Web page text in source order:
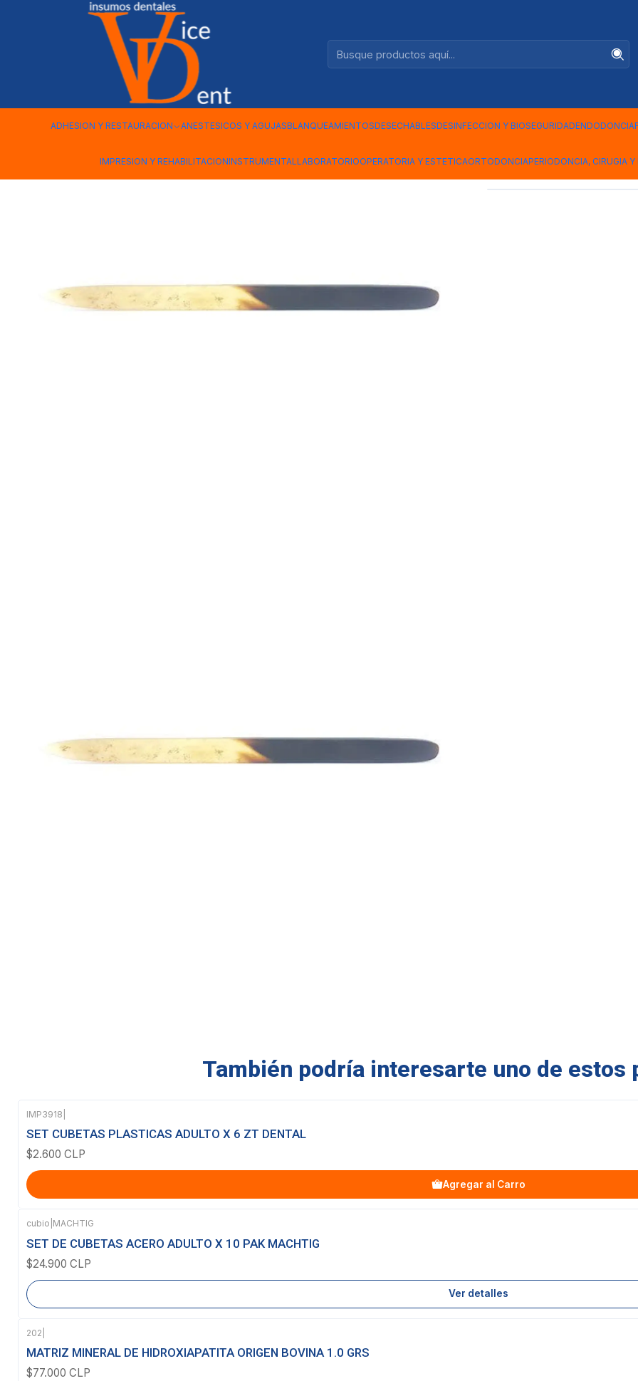
ADHESION Y RESTAURACION ANESTESICOS Y AGUJASBLANQUEAMIENTOSDESECHABLESDESINFECCION Y BIOSEGURIDADENDODONCIA
IMPRESION Y REHABILITACIONINSTRUMENTALLABORATORIOOPERATORIA Y ESTETICAORTODONCIAPERIODONCIA, CIRUGIA Y
INSTRUMENTAL ESPATULA DE HUESO
También podría interesarte uno de estos
IMP3918
SET CUBETAS PLASTICAS ADULTO X 6 ZT DENTAL
$2.600 CLP
Agregar al Carro
Agotado
cubio MACHTIG
SET DE CUBETAS ACERO ADULTO X 10 PAK MACHTIG
$24.900 CLP
Ver detalles
Agotado
202
MATRIZ MINERAL DE HIDROXIAPATITA ORIGEN BOVINA 1.0 GRS
$77.000 CLP